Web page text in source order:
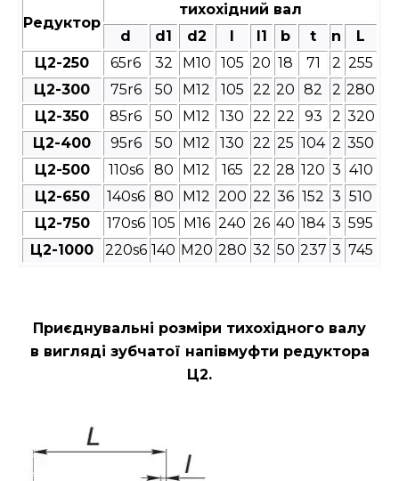
Редуктор
тихохідний вал
d
d1 d2 l1 b t n
L
Ц2-250
65r6 32 М10 105 20 18 71 2 255
Ц2-300
75r6 50 М12 105 22 20 82 2 280
Ц2-350
85r6 50 М12 130 22 22 93 2 320
Ц2-400
95r6 50 М12 130 22 25 104 2 350
Ц2-500
110s6 80 М12 165 22 28 120 3 410
Ц2-650
140s6 80 М12 200 22 36 152 3 510
Ц2-750
170s6 105 М16 240 26 40 184 3 595
Ц2-1000
220s6 140 М20 280 32 50 237 3 745
Приєднувальні розміри тихохідного валу
в вигляді зубчатої напівмуфти редуктора
Ц2.